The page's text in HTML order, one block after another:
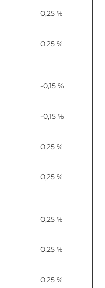
0,25 %
0,25 %
-0,15 %
-0,15 %
0,25 %
0,25 %
0,25 %
0,25 %
0,25 %